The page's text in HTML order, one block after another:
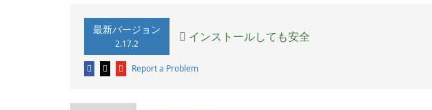
最新バージョン
2.17.2 インストールしても安全
Report a Problem